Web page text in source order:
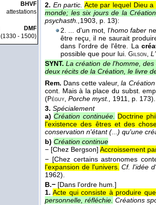
BHVF
attestations
DMF
(1330 - 1500)
2. En partic. Acte par lequel Dieu
monde; les six jours de la
psychasth.,1903, p. 13):
2. ... d'un mot, l'homo faber
être reçu, il ne saurait
dans l'ordre de l'être. La
possible que pour lui. Gilson,
SYNT.La création de l'homme,
deux récits de la Création, le livre
Rem. Dans cette valeur,la Création
cont. Mais à la place du subst.
(Péguy, Porche myst., 1911, p. 173).
3. Spécialement
a) Création continuée. Doctrine
l'existence des êtres et des
conservation n'étant (...) qu'une
b) Création continue
− [Chez Bergson] Accroissement
− [Chez certains astronomes
l'expansion de l'univers. Cf. l'idée
1962).
B.− [Dans l'ordre hum.]
1. Acte qui consiste à produire
personnelle, réfléchie. Créations